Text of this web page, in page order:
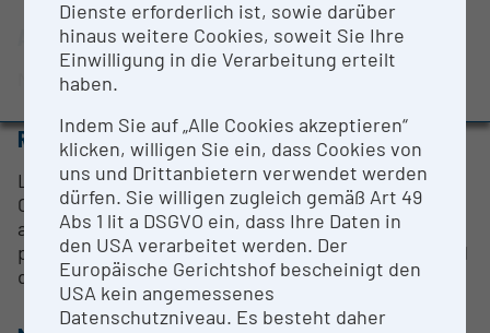
BMBWF-Forschungsinfrastruktur-Datenbank:
Evaluierungsstudie 2022
Auszeichnungen und Pressemeldungen
ANSPRECHPERSON
Mag. Erna Ströbitzer
RESEARCH SERVICES
Lesesaal mit 6 Arbeitsplätzen, 2
Computerterminals, 2 Plätze für die Verwendung
audiovisueller Medien, Freihandbibliothek,
persönliche wissenschaftliche Information während
der Öffnungszeiten
Dienste erforderlich ist, sowie darüber
hinaus weitere Cookies, soweit Sie Ihre
Einwilligung in die Verarbeitung erteilt
haben.
Indem Sie auf „Alle Cookies akzeptieren“
klicken, willigen Sie ein, dass Cookies von
uns und Drittanbietern verwendet werden
dürfen. Sie willigen zugleich gemäß Art 49
Abs 1 lit a DSGVO ein, dass Ihre Daten in
den USA verarbeitet werden. Der
Europäische Gerichtshof bescheinigt den
USA kein angemessenes
Datenschutzniveau. Es besteht daher